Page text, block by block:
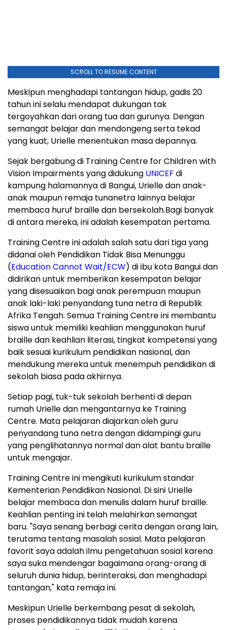
SCROLL TO RESUME CONTENT
Meskipun menghadapi tantangan hidup, gadis 20
tahun ini selalu mendapat dukungan tak
tergoyahkan dari orang tua dan gurunya. Dengan
semangat belajar dan mendongeng serta tekad
yang kuat, Urielle menentukan masa depannya.
Sejak bergabung di Training Centre for Children with
Vision Impairments yang didukung UNICEF di
kampung halamannya di Bangui, Urielle dan anak-
anak maupun remaja tunanetra lainnya belajar
membaca huruf braille dan bersekolah.Bagi banyak
di antara mereka, ini adalah kesempatan pertama.
Training Centre ini adalah salah satu dari tiga yang
didanai oleh Pendidikan Tidak Bisa Menunggu
(Education Cannot Wait/ECW) di ibu kota Banguidan
didirikan untuk memberikan kesempatan belajar
yang disesuaikan bagi anak perempuan maupun
anak laki-laki penyandang tuna netra di Republik
Afrika Tengah. Semua Training Centre ini membantu
siswa untuk memiliki keahlian menggunakan huruf
braille dan keahlian literasi, tingkat kompetensi yang
baik sesuai kurikulum pendidikan nasional, dan
mendukung mereka untuk menempuh pendidikan di
sekolah biasa pada akhirnya.
Setiap pagi, tuk-tuk sekolah berhenti di depan
rumah Urielle dan mengantarnya ke Training
Centre. Mata pelajaran diajarkan oleh guru
penyandang tuna netra dengan didampingi guru
yang penglihatannya normal dan alat bantu braille
untuk mengajar.
Training Centre ini mengikuti kurikulum standar
Kementerian Pendidikan Nasional. Di sini Urielle
belajar membaca dan menulis dalam huruf braille.
Keahlian penting ini telah melahirkan semangat
baru. "Saya senang berbagi cerita dengan orang lain,
terutama tentang masalah sosial. Mata pelajaran
favorit saya adalah ilmu pengetahuan sosial karena
saya suka mendengar bagaimana orang-orang di
seluruh dunia hidup, berinteraksi, dan menghadapi
tantangan," kata remaja ini.
Meskipun Urielle berkembang pesat di sekolah,
proses pendidikannya tidak mudah karena